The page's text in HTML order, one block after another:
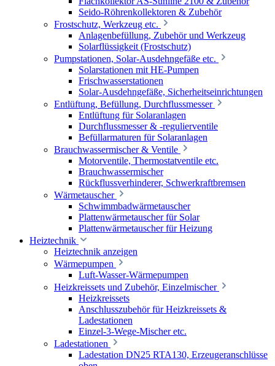
Seido-Röhrenkollektoren & Zubehör
Frostschutz, Werkzeug etc.
Anlagenbefüllung, Zubehör und Werkzeug
Solarflüssigkeit (Frostschutz)
Pumpstationen, Solar-Ausdehngefäße etc.
Solarstationen mit HE-Pumpen
Frischwasserstationen
Solar-Ausdehngefäße, Sicherheitseinrichtungen
Entlüftung, Befüllung, Durchflussmesser
Entlüftung für Solaranlagen
Durchflussmesser & -regulierventile
Befüllarmaturen für Solaranlagen
Brauchwassermischer & Ventile
Motorventile, Thermostatventile etc.
Brauchwassermischer
Rückflussverhinderer, Schwerkraftbremsen
Wärmetauscher
Schwimmbadwärmetauscher
Plattenwärmetauscher für Solar
Plattenwärmetauscher für Heizung
Heiztechnik
Heiztechnik anzeigen
Wärmepumpen
Luft-Wasser-Wärmepumpen
Heizkreissets und Zubehör, Einzelmischer
Heizkreissets
Anschlusszubehör für Heizkreissets &
Ladestationen
Einzel-3-Wege-Mischer etc.
Ladestationen
Ladestation DN25 RTA130, Erzeugeranschlüsse